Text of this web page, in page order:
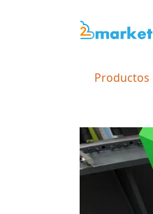
Productos